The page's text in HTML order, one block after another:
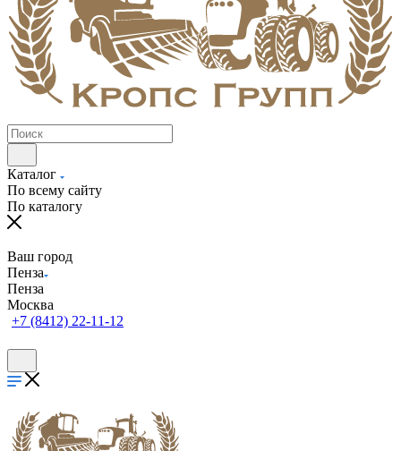
Каталог
По всему сайту
По каталогу
Ваш город
Пенза
Пенза
Москва
+7 (8412) 22-11-12